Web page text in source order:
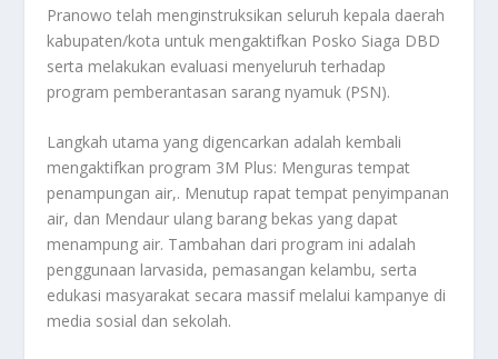
Pranowo telah menginstruksikan seluruh kepala daerah
kabupaten/kota untuk mengaktifkan Posko Siaga DBD
serta melakukan evaluasi menyeluruh terhadap
program pemberantasan sarang nyamuk (PSN).
Langkah utama yang digencarkan adalah kembali
mengaktifkan program 3M Plus: Menguras tempat
penampungan air,. Menutup rapat tempat penyimpanan
air, dan Mendaur ulang barang bekas yang dapat
menampung air. Tambahan dari program ini adalah
penggunaan larvasida, pemasangan kelambu, serta
edukasi masyarakat secara massif melalui kampanye di
media sosial dan sekolah.